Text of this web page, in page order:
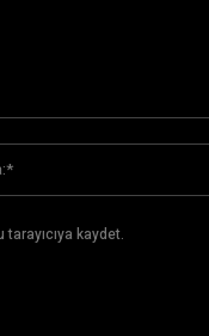
kaydet.